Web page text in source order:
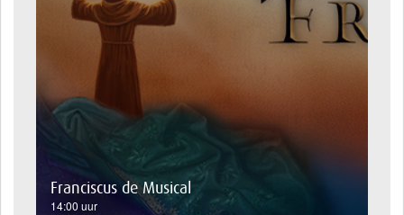
Franciscus de Musical
14:00 uur